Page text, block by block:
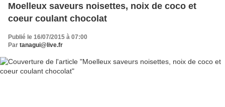
Moelleux saveurs noisettes, noix de coco et
coeur coulant chocolat
Publié le 16/07/2015 à 07:00
Par tanagui@live.fr